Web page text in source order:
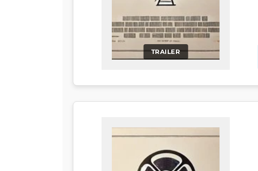
TRAILER